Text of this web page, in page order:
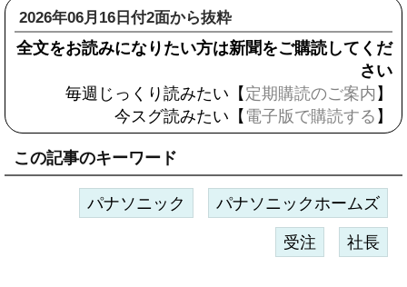
2026年06月16日付2面から抜粋
全文をお読みになりたい方は新聞をご購読してくだ
さい
毎週じっくり読みたい【 定期購読のご案内 】
今スグ読みたい【 電子版で購読する 】
この記事のキーワード
パナソニック パナソニックホームズ
受注 社長